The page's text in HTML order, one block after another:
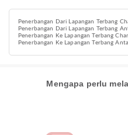
Penerbangan Dari Lapangan Terbang
Penerbangan Dari Lapangan Terbang
Penerbangan Ke Lapangan Terbang
Penerbangan Ke Lapangan Terbang
Mengapa perlu